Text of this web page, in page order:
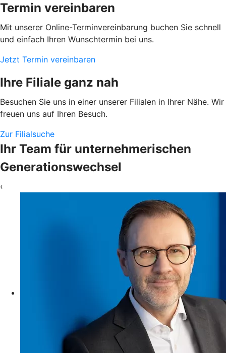
Termin vereinbaren
Mit unserer Online-Terminvereinbarung buchen Sie schnell
und einfach Ihren Wunschtermin bei uns.
Jetzt Termin vereinbaren
Ihre Filiale ganz nah
Besuchen Sie uns in einer unserer Filialen in Ihrer Nähe. Wir
freuen uns auf Ihren Besuch.
Zur Filialsuche
Ihr Team für unternehmerischen
Generationswechsel
‹